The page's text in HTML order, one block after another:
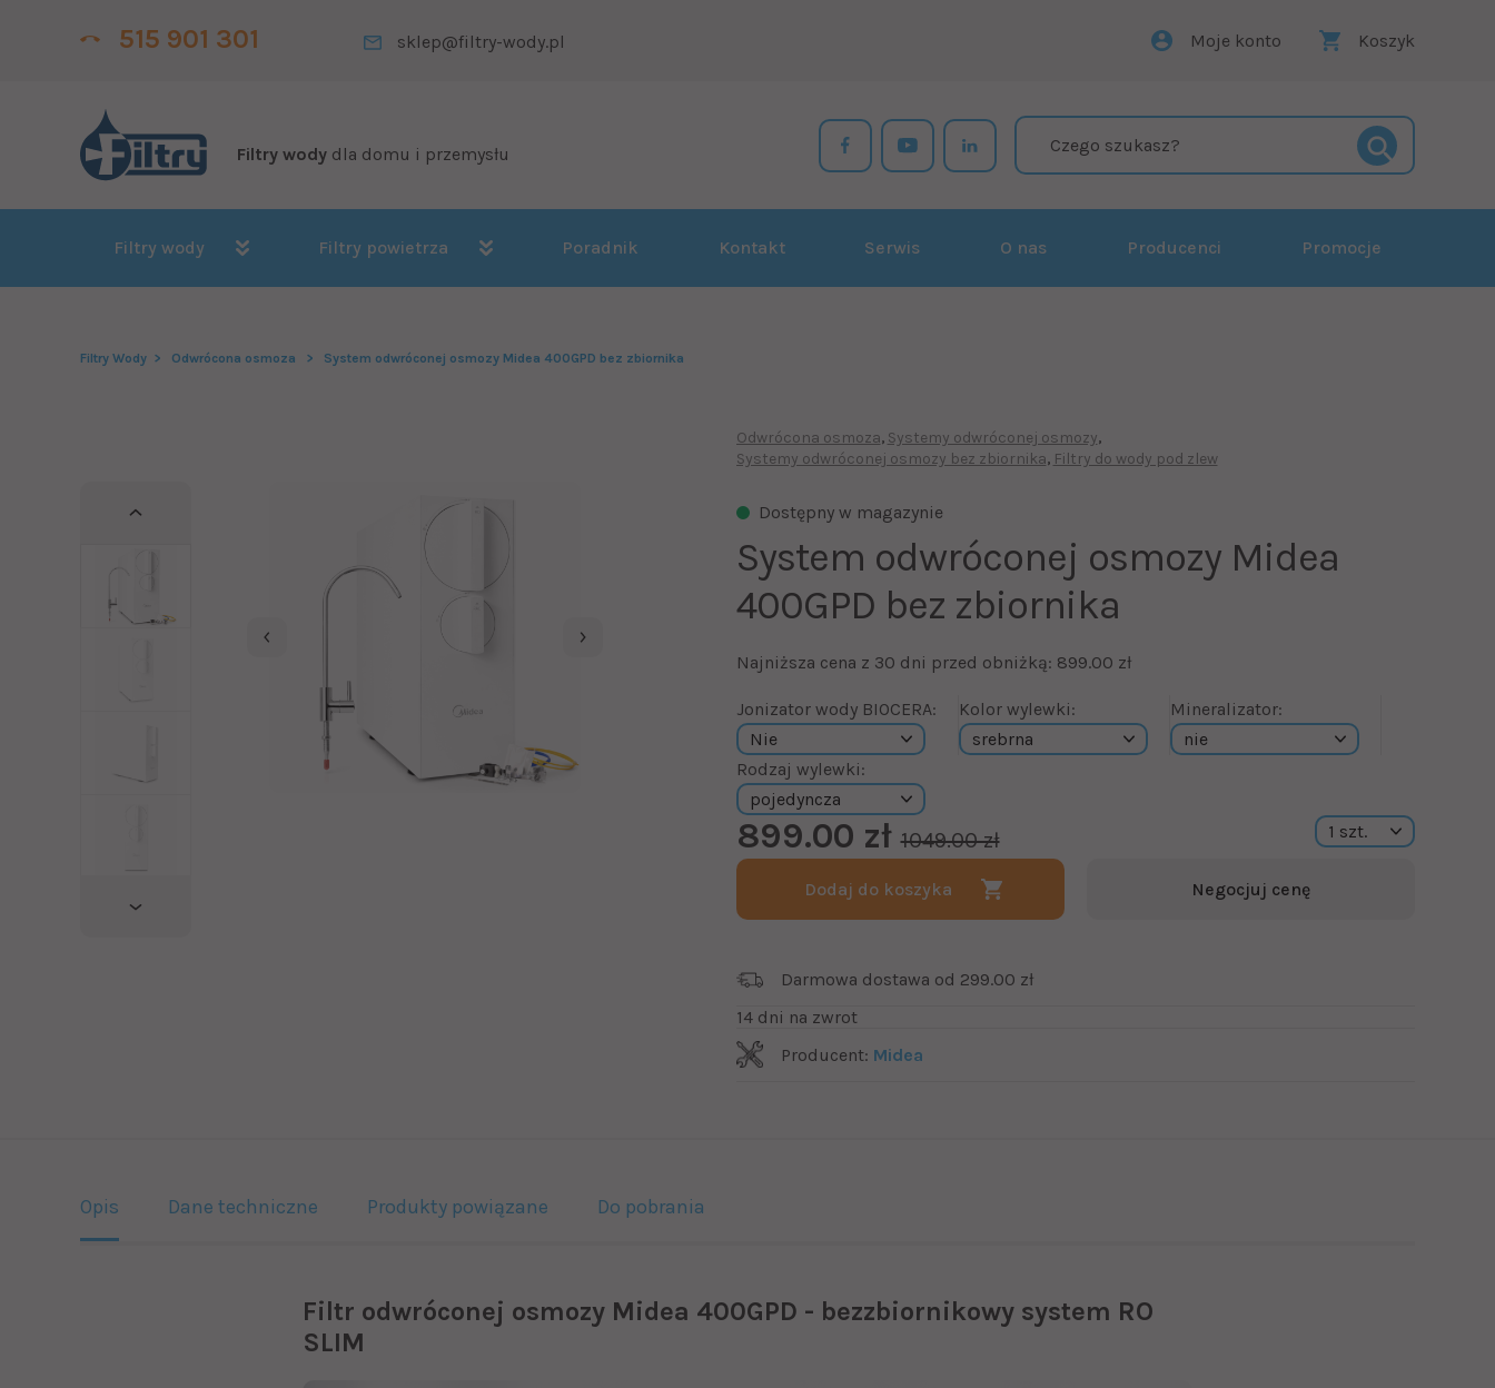
515 901 301 sklep@filtry-wody.pl Moje konto Koszyk
Filtry wody dla domu i przemysłu
Filtry wody Filtry powietrza Poradnik Kontakt Serwis O nas Producenci Promocje
Filtry Wody Odwrócona osmoza System odwróconej osmozy Midea 400GPD bez zbiornika
Odwrócona osmoza Systemy odwróconej osmozy
Systemy odwróconej osmozy bez zbiornika Filtry do wody pod zlew
Dostępny w magazynie
System odwróconej osmozy Midea
400GPD bez zbiornika
Najniższa cena z 30 dni przed obniżką: 899.00 zł
Jonizator wody BIOCERA: Kolor wylewki: Mineralizator:
Rodzaj wylewki:
899.00 zł 1049.00 zł
Dodaj do koszyka Negocjuj cenę
Darmowa dostawa od 299.00 zł
14 dni na zwrot
Producent: Midea
Opis Dane techniczne Produkty powiązane Do pobrania
Filtr odwróconej osmozy Midea 400GPD - bezzbiornikowy system RO
SLIM